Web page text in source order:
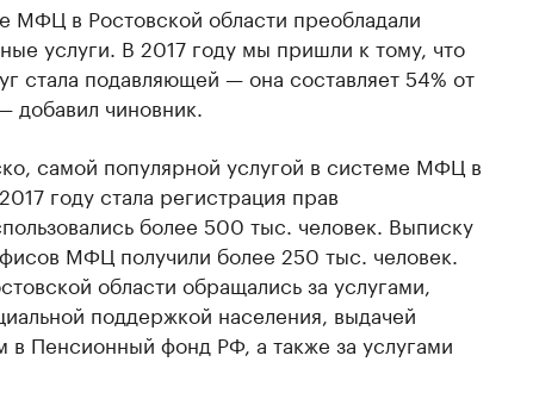
МФЦ в Ростовской области преобладали
услуги. В 2017 году мы пришли к тому, что
стала подавляющей — она составляет 54% от
добавил чиновник.
самой популярной услугой в системе МФЦ в
году стала регистрация прав
более 500 тыс. человек. Выписку
МФЦ получили более 250 тыс. человек.
области обращались за услугами,
поддержкой населения, выдачей
Пенсионный фонд РФ, а также за услугами